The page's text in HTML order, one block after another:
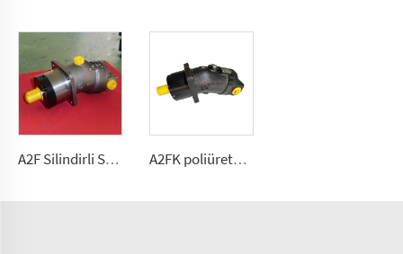
A2F Silindirli Sabit Akışlı Pompa/Motor Zorlu Mobil Hidrolik İçin 2.5, 5, 10, 12, 28 A2FK poliüretan sabit debili pompa 2.5, 5, 10,12, 23, 28, 55, 80,107(cmᶟ ⁄dev)